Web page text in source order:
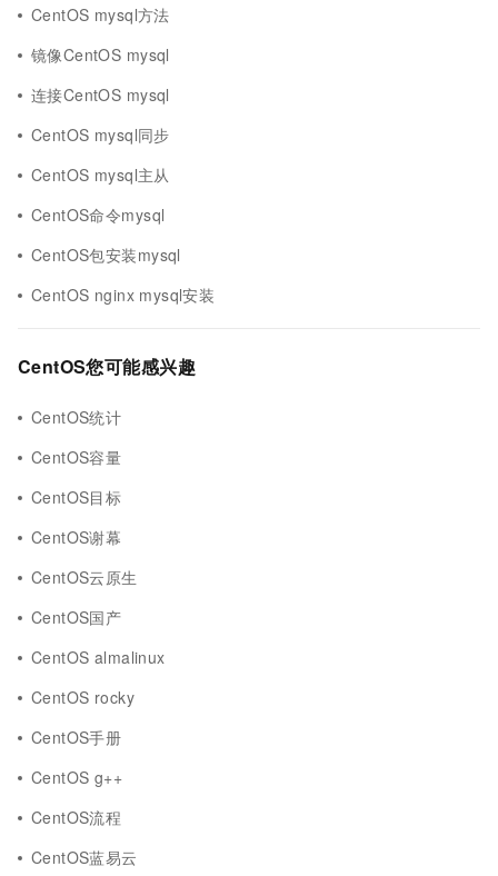
CentOS mysql方法
镜像CentOS mysql
连接CentOS mysql
CentOS mysql同步
CentOS mysql主从
CentOS命令mysql
CentOS包安装mysql
CentOS nginx mysql安装
CentOS您可能感兴趣
CentOS统计
CentOS容量
CentOS目标
CentOS谢幕
CentOS云原生
CentOS国产
CentOS almalinux
CentOS rocky
CentOS手册
CentOS g++
CentOS流程
CentOS蓝易云